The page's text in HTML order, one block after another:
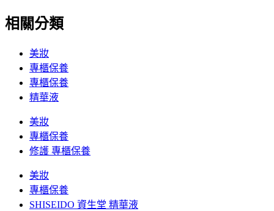
相關分類
美妝
專櫃保養
專櫃保養
精華液
美妝
專櫃保養
修護 專櫃保養
美妝
專櫃保養
SHISEIDO 資生堂 精華液